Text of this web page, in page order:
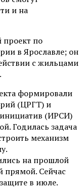
и на
проект по
в Ярославле; он
с жильцами
формировали
(ЦРГТ) и
инициатив (ИРСИ)
Годилась задача
механизм
на прошлой
прямой. Сейчас
в июле.